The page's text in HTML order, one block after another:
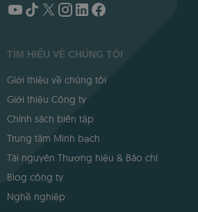
TÌM HIỂU VỀ CHÚNG TÔI
Giới thiệu về chúng tôi
Giới thiệu Công ty
Chính sách biên tập
Trung tâm Minh bạch
Tài nguyên Thương hiệu & Báo chí
Blog công ty
Nghề nghiệp